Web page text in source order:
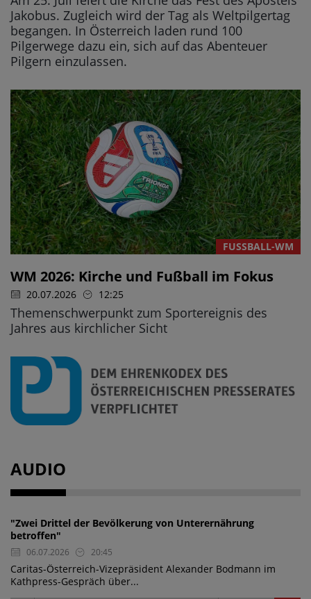
Jakobus. Zugleich wird der Tag als Weltpilgertag
begangen. In Österreich laden rund 100
Pilgerwege dazu ein, sich auf das Abenteuer
Pilgern einzulassen.
FUSSBALL-WM
WM 2026: Kirche und Fußball im Fokus
20.07.2026 12:25
Themenschwerpunkt zum Sportereignis des
Jahres aus kirchlicher Sicht
AUDIO
"Zwei Drittel der Bevölkerung von Unterernährung
betroffen"
06.07.2026 20:45
Caritas-Österreich-Vizepräsident Alexander Bodmann im
Kathpress-Gespräch über...